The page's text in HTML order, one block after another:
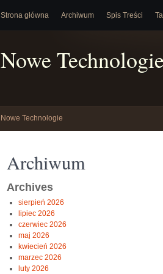
Strona główna Archiwum Spis Treści
Nowe
Nowe Technologie
Archiwum
Archives
sierpień 2026
lipiec 2026
czerwiec 2026
maj 2026
kwiecień 2026
marzec 2026
luty 2026